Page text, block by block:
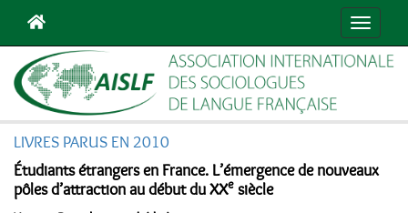
LIVRES PARUS EN 2010
Étudiants étrangers en France. L’émergence de nouveaux
pôles d’attraction au début du XXe siècle